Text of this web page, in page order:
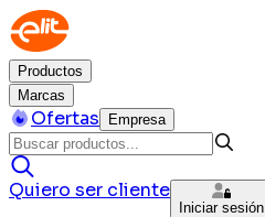
Productos
Marcas
Ofertas Empresa
Quiero ser cliente
Iniciar sesión